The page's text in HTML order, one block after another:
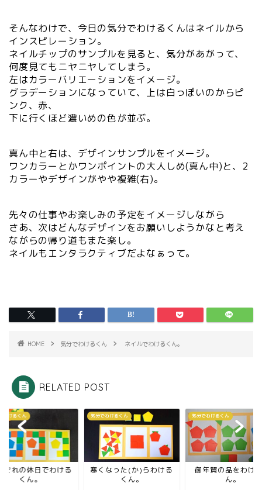
そんなわけで、今日の気分でわけるくんはネイルから
インスピレーション。
ネイルチップのサンプルを見ると、気分があがって、
何度見てもニヤニヤしてしまう。
左はカラーバリエーションをイメージ。
グラデーションになっていて、上は白っぽいのからピ
ンク、赤、
下に行くほど濃いめの色が並ぶ。
真ん中と右は、デザインサンプルをイメージ。
ワンカラーとかワンポイントの大人しめ(真ん中)と、2
カラーやデザインがやや複雑(右)。
先々の仕事やお楽しみの予定をイメージしながら
さあ、次はどんなデザインをお願いしようかなと考え
ながらの帰り道もまた楽し。
ネイルもエンタラクティブだよなぁって。
HOME 気分でわけるくん ネイルでわけるくん。
RELATED POST
わけるくん
ぞれの休日でわける
くん。
気分でわけるくん
寒くなった(か)らわける
くん。
気分でわけるくん
御年賀の品をわけ
ん。